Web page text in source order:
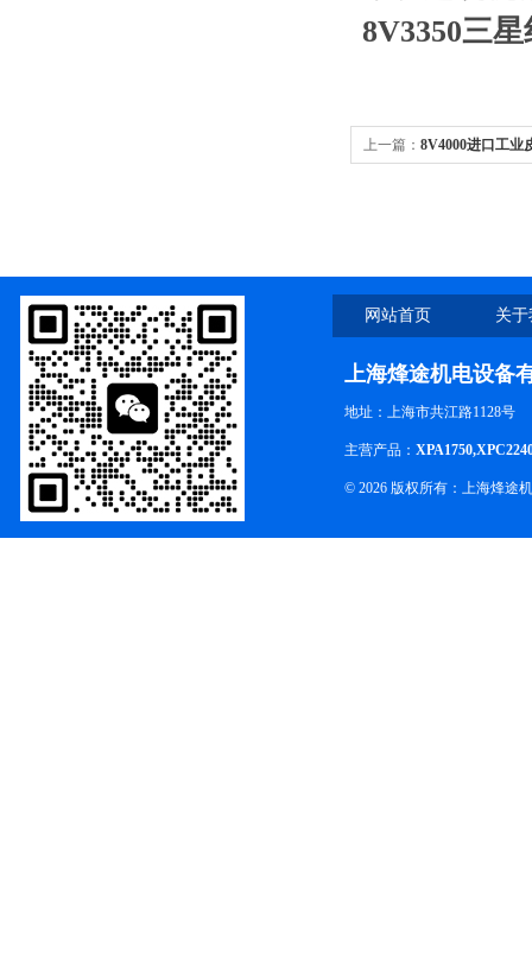
8V3350三
上一篇： 8V4000进口工业
网站首页 关
上海烽途机电设备
地址：上海市共江路1128号
主营产品：
© 2026 版权所有：上海烽途